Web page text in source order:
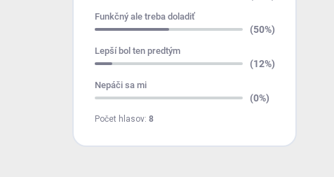
Funkčný ale treba doladiť
(50%)
Lepší bol ten predtým
(12%)
Nepáči sa mi
(0%)
Počet hlasov: 8